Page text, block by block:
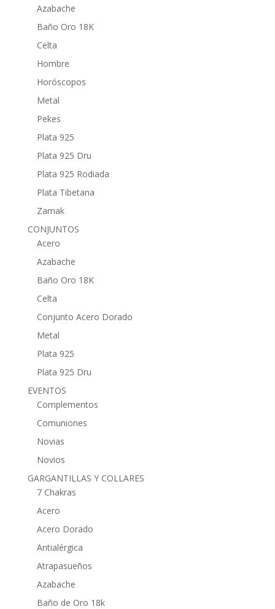
Azabache
Baño Oro 18K
Celta
Hombre
Horóscopos
Metal
Pekes
Plata 925
Plata 925 Dru
Plata 925 Rodiada
Plata Tibetana
Zamak
CONJUNTOS
Acero
Azabache
Baño Oro 18K
Celta
Conjunto Acero Dorado
Metal
Plata 925
Plata 925 Dru
EVENTOS
Complementos
Comuniones
Novias
Novios
GARGANTILLAS Y COLLARES
7 Chakras
Acero
Acero Dorado
Antialérgica
Atrapasueños
Azabache
Baño de Oro 18k